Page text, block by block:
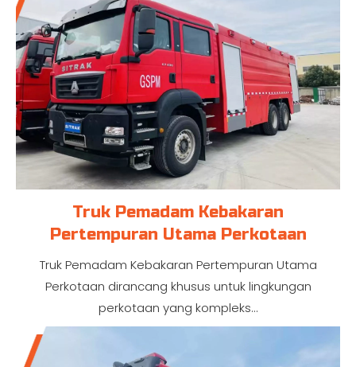
Truk Pemadam Kebakaran
Pertempuran Utama Perkotaan
Truk Pemadam Kebakaran Pertempuran Utama
Perkotaan dirancang khusus untuk lingkungan
perkotaan yang kompleks...